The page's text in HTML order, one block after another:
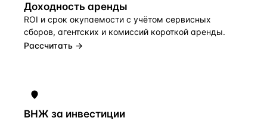
Доходность аренды
ROI и срок окупаемости с учётом сервисных
сборов, агентских и комиссий короткой аренды.
Рассчитать →
ВНЖ за инвестиции